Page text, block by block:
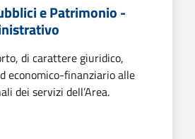
e Patrimonio -
di carattere giuridico,
economico-finanziario alle
dei servizi dell’Area.